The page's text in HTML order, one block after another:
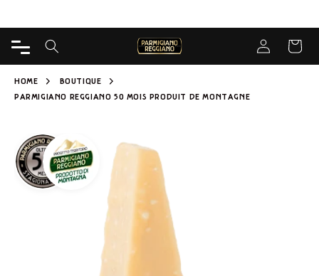
AU CONTENU
Connectez-
PANIER
HOME
BOUTIQUE
PARMIGIANO REGGIANO 50 MOIS PRODUIT DE MONTAGNE
INFORMATIONS
SUR LE
PRODUIT